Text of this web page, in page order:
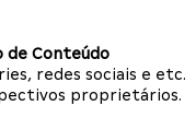
de Conteúdo
redes sociais e etc.
proprietários.